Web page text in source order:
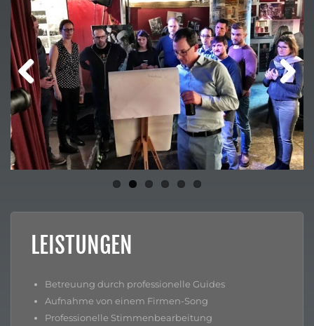
Previ
ous
Next
LEISTUNGEN
Betreuung durch professionelle Guides
Aufnahme von einem Firmen-Song
Professionelle Stimmenbearbeitung